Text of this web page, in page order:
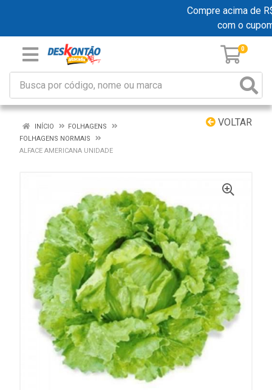
Compre acima de
com o
0
VOLTAR
INÍCIO
FOLHAGENS
FOLHAGENS NORMAIS
ALFACE AMERICANA UNIDADE